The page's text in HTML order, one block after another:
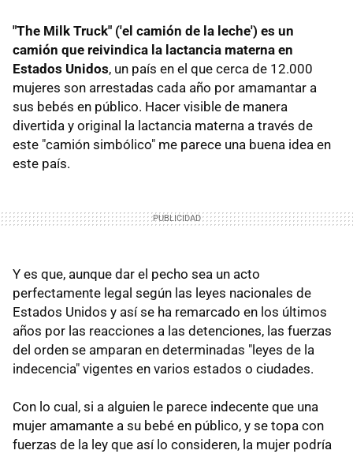
"The Milk Truck" ('el camión de la leche') es un
camión que reivindica la lactancia materna en
Estados Unidos, un país en el que cerca de 12.000
mujeres son arrestadas cada año por amamantar a
sus bebés en público. Hacer visible de manera
divertida y original la lactancia materna a través de
este "camión simbólico" me parece una buena idea en
este país.
Y es que, aunque dar el pecho sea un acto
perfectamente legal según las leyes nacionales de
Estados Unidos y así se ha remarcado en los últimos
años por las reacciones a las detenciones, las fuerzas
del orden se amparan en determinadas "leyes de la
indecencia" vigentes en varios estados o ciudades.
Con lo cual, si a alguien le parece indecente que una
mujer amamante a su bebé en público, y se topa con
fuerzas de la ley que así lo consideren, la mujer podría